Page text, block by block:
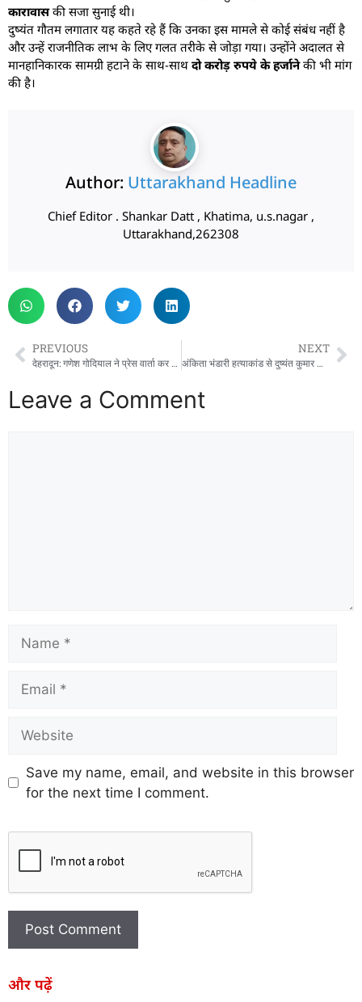
कारावासकी सजा सुनाई थी।
दुष्यंत गौतम लगातार यह कहते रहे हैं कि उनका इस मामले से कोई संबंध नहीं है
और उन्हें राजनीतिक लाभ के लिए गलत तरीके से जोड़ा गया। उन्होंने अदालत से
मानहानिकारक सामग्री हटाने के साथ-साथ दो करोड़ रुपये के हर्जानेकी भी मांग
की है।
Author: Uttarakhand Headline
Chief Editor . Shankar Datt , Khatima, u.s.nagar ,
Uttarakhand,262308
PREVIOUS
देहरादून: गणेश गोदियाल ने प्रेस वार्ता कर सरकार पर साधा निशाना
NEXT
अंकिता भंडारी हत्याकांड से दुष्यंत कुमार का नाम जोड़ने पर दिल्ली हाईकोर्ट सख्त, 24 घंटे में सोशल मीडिया कंटेंट हटाने के निर्देश
Leave a Comment
Save my name, email, and website in this browser
for the next time I comment.
और पढ़ें